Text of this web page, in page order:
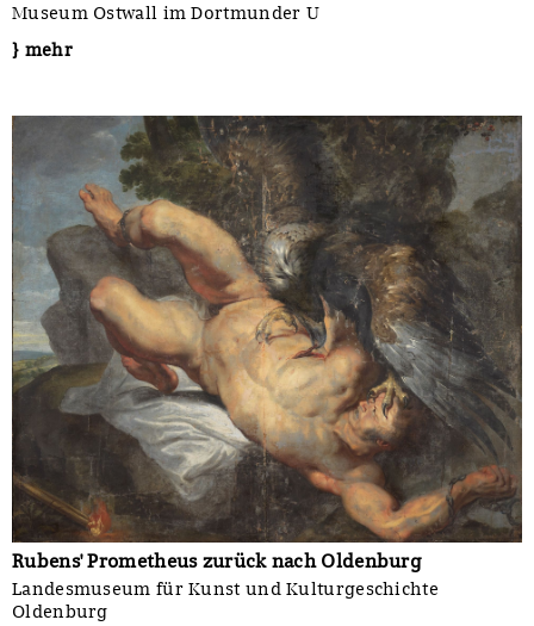
Museum Ostwall im Dortmunder U
} mehr
Rubens' Prometheus zurück nach Oldenburg
Landesmuseum für Kunst und Kulturgeschichte
Oldenburg